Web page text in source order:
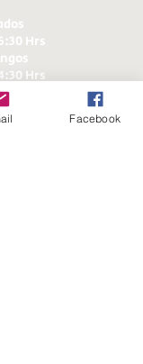
Hrs
Hrs
Facebook